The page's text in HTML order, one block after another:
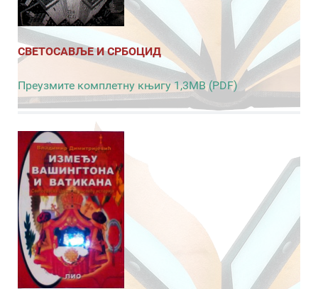
СВЕТОСАВЉЕ И СРБОЦИД
Преузмите комплетну књигу 1,3MB (PDF)